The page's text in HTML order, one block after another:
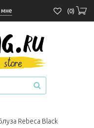
(0)
Rebeca Black